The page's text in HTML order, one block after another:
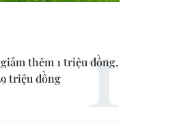
thêm 1 triệu đồng,
triệu đồng